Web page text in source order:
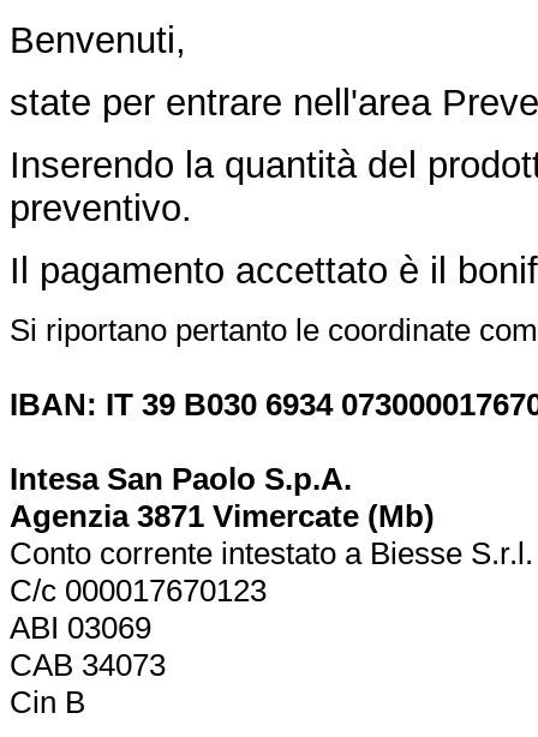
Benvenuti,
state per entrare nell'area
Inserendo la quantità del
preventivo.
Il pagamento accettato è il
Si riportano pertanto le coordinate
IBAN: IT 39 B030 6934
Intesa San Paolo S.p.A.
Agenzia 3871 Vimercate (Mb)
Conto corrente intestato a Biesse S.r.l.
C/c 000017670123
ABI 03069
CAB 34073
Cin B